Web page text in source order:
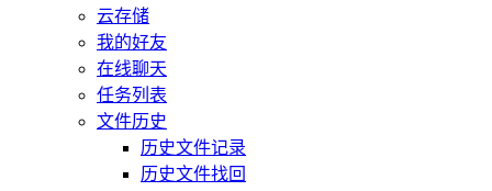
云存储
我的好友
在线聊天
任务列表
文件历史
历史文件记录
历史文件找回